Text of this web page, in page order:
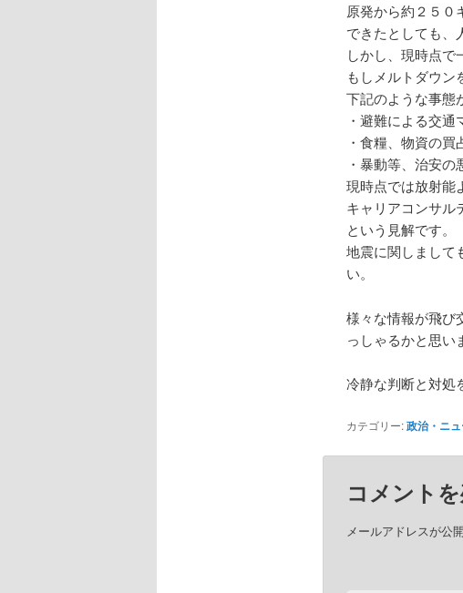
原発から約２５０
できたとしても、
しかし、現時点で
もしメルトダウ
下記のような事態
・避難による交通
・食糧、物資の買
・暴動等、治安の
現時点では放射能
キャリアコンサル
という見解です。
地震に関しまして
い。
様々な情報が飛び
っしゃるかと思い
冷静な判断と対処
カテゴリー:政治・ニ
コメント
メールアドレスが公